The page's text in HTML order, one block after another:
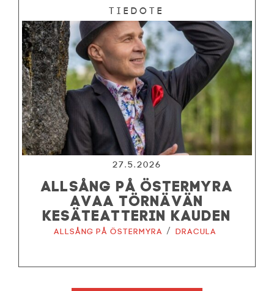
Tiedote
27.5.2026
ALLSÅNG PÅ ÖSTERMYRA
AVAA TÖRNÄVÄN
KESÄTEATTERIN KAUDEN
Allsång på Östermyra / Dracula